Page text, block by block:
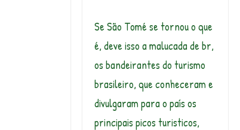
Se São Tomé se tornou o que
é, deve isso a malucada de br,
os bandeirantes do turismo
brasileiro, que conheceram e
divulgaram para o país os
principais picos turisticos,